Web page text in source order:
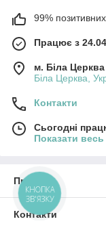
99% позитивних
Працює з
м. Біла Церква
Біла Церква,
Контакти
Сьогодні
Показати
Про нас
Контакти
КНОПКА
ЗВ'ЯЗКУ